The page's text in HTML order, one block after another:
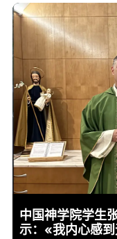
中国神学院学生
示：«我内心感